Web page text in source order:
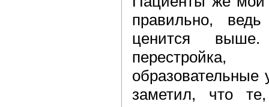
правильно,
ценится
образовательные
заметил, что